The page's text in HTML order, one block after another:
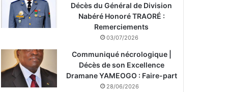
Décès du Général de Division
Nabéré Honoré TRAORÉ :
Remerciements
03/07/2026
Communiqué nécrologique |
Décès de son Excellence
Dramane YAMEOGO : Faire-part
28/06/2026